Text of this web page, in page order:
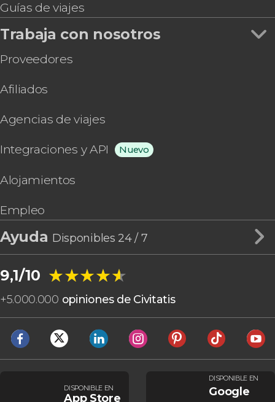
Guías de viajes
Trabaja con nosotros
Proveedores
Afiliados
Agencias de viajes
Integraciones y API Nuevo
Alojamientos
Empleo
Ayuda Disponibles 24 / 7
9,1/10 ★★★★★
★★★★★
+5.000.000 opiniones de Civitatis
DISPONIBLE EN
App Store
DISPONIBLE EN
Google